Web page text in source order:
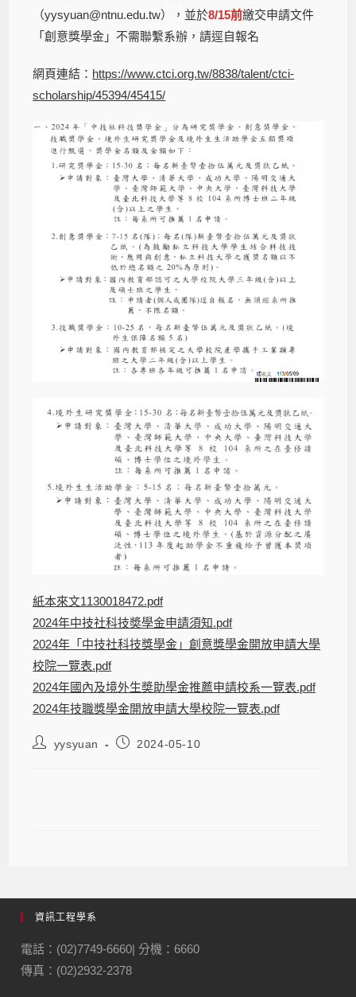
（yysyuan@ntnu.edu.tw），並於8/15前繳交申請文件
「創意獎學金」不需聯繫系辦，請逕自報名
網頁連結： https://www.ctci.org.tw/8838/talent/ctci-
scholarship/45394/45415/
紙本來文1130018472.pdf
2024年中技社科技奬學金申請須知.pdf
2024年「中技社科技獎學金」創意獎學金開放申請大學
校院一覽表.pdf
2024年國內及境外生奬助學金推薦申請校系一覽表.pdf
2024年技職獎學金開放申請大學校院一覽表.pdf
yysyuan 2024-05-10
資訊工程學系
電話：(02)7749-6660| 分機：6660
傳真：(02)2932-2378